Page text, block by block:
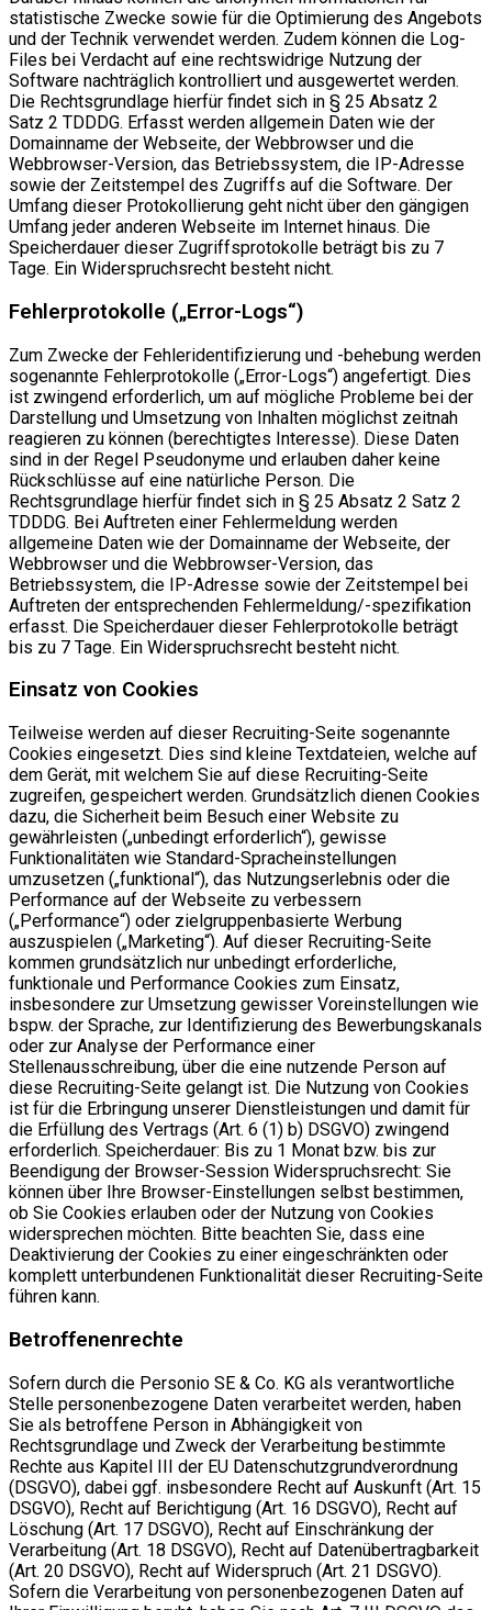
statistische Zwecke sowie für die Optimierung des Angebots
und der Technik verwendet werden. Zudem können die Log-
Files bei Verdacht auf eine rechtswidrige Nutzung der
Software nachträglich kontrolliert und ausgewertet werden.
Die Rechtsgrundlage hierfür findet sich in § 25 Absatz 2
Satz 2 TDDDG. Erfasst werden allgemein Daten wie der
Domainname der Webseite, der Webbrowser und die
Webbrowser-Version, das Betriebssystem, die IP-Adresse
sowie der Zeitstempel des Zugriffs auf die Software. Der
Umfang dieser Protokollierung geht nicht über den gängigen
Umfang jeder anderen Webseite im Internet hinaus. Die
Speicherdauer dieser Zugriffsprotokolle beträgt bis zu 7
Tage. Ein Widerspruchsrecht besteht nicht.
Fehlerprotokolle („Error-Logs“)
Zum Zwecke der Fehleridentifizierung und -behebung werden
sogenannte Fehlerprotokolle („Error-Logs“) angefertigt. Dies
ist zwingend erforderlich, um auf mögliche Probleme bei der
Darstellung und Umsetzung von Inhalten möglichst zeitnah
reagieren zu können (berechtigtes Interesse). Diese Daten
sind in der Regel Pseudonyme und erlauben daher keine
Rückschlüsse auf eine natürliche Person. Die
Rechtsgrundlage hierfür findet sich in § 25 Absatz 2 Satz 2
TDDDG. Bei Auftreten einer Fehlermeldung werden
allgemeine Daten wie der Domainname der Webseite, der
Webbrowser und die Webbrowser-Version, das
Betriebssystem, die IP-Adresse sowie der Zeitstempel bei
Auftreten der entsprechenden Fehlermeldung/-spezifikation
erfasst. Die Speicherdauer dieser Fehlerprotokolle beträgt
bis zu 7 Tage. Ein Widerspruchsrecht besteht nicht.
Einsatz von Cookies
Teilweise werden auf dieser Recruiting-Seite sogenannte
Cookies eingesetzt. Dies sind kleine Textdateien, welche auf
dem Gerät, mit welchem Sie auf diese Recruiting-Seite
zugreifen, gespeichert werden. Grundsätzlich dienen Cookies
dazu, die Sicherheit beim Besuch einer Website zu
gewährleisten („unbedingt erforderlich“), gewisse
Funktionalitäten wie Standard-Spracheinstellungen
umzusetzen („funktional“), das Nutzungserlebnis oder die
Performance auf der Webseite zu verbessern
(„Performance“) oder zielgruppenbasierte Werbung
auszuspielen („Marketing“). Auf dieser Recruiting-Seite
kommen grundsätzlich nur unbedingt erforderliche,
funktionale und Performance Cookies zum Einsatz,
insbesondere zur Umsetzung gewisser Voreinstellungen wie
bspw. der Sprache, zur Identifizierung des Bewerbungskanals
oder zur Analyse der Performance einer
Stellenausschreibung, über die eine nutzende Person auf
diese Recruiting-Seite gelangt ist. Die Nutzung von Cookies
ist für die Erbringung unserer Dienstleistungen und damit für
die Erfüllung des Vertrags (Art. 6 (1) b) DSGVO) zwingend
erforderlich. Speicherdauer: Bis zu 1 Monat bzw. bis zur
Beendigung der Browser-Session Widerspruchsrecht: Sie
können über Ihre Browser-Einstellungen selbst bestimmen,
ob Sie Cookies erlauben oder der Nutzung von Cookies
widersprechen möchten. Bitte beachten Sie, dass eine
Deaktivierung der Cookies zu einer eingeschränkten oder
komplett unterbundenen Funktionalität dieser Recruiting-Seite
führen kann.
Betroffenenrechte
Sofern durch die Personio SE & Co. KG als verantwortliche
Stelle personenbezogene Daten verarbeitet werden, haben
Sie als betroffene Person in Abhängigkeit von
Rechtsgrundlage und Zweck der Verarbeitung bestimmte
Rechte aus Kapitel III der EU Datenschutzgrundverordnung
(DSGVO), dabei ggf. insbesondere Recht auf Auskunft (Art. 15
DSGVO), Recht auf Berichtigung (Art. 16 DSGVO), Recht auf
Löschung (Art. 17 DSGVO), Recht auf Einschränkung der
Verarbeitung (Art. 18 DSGVO), Recht auf Datenübertragbarkeit
(Art. 20 DSGVO), Recht auf Widerspruch (Art. 21 DSGVO).
Sofern die Verarbeitung von personenbezogenen Daten auf